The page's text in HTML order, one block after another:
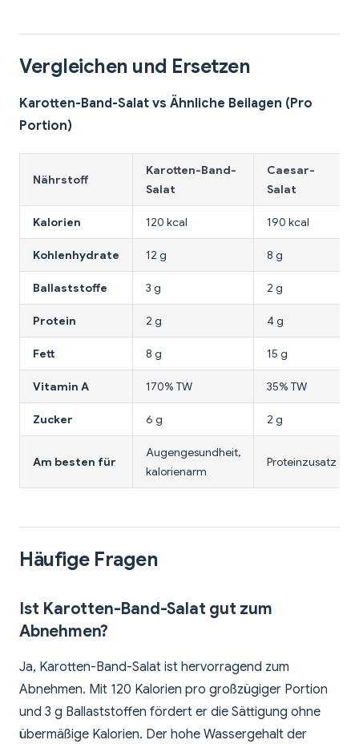
Vergleichen und Ersetzen
Karotten-Band-Salat vs Ähnliche Beilagen (Pro
Portion)
Nährstoff
Karotten-Band-
Salat
Caesar-
Salat
Kalorien 120 kcal 190 kcal
Kohlenhydrate 12 g 8 g
Ballaststoffe 3 g 2 g
Protein 2 g 4 g
Fett 8 g 15 g
Vitamin A 170% TW 35% TW
Zucker 6 g 2 g
Am besten für
Augengesundheit,
kalorienarm
Proteinzusatz
Häufige Fragen
Ist Karotten-Band-Salat gut zum
Abnehmen?
Ja, Karotten-Band-Salat ist hervorragend zum
Abnehmen. Mit 120 Kalorien pro großzügiger Portion
und 3 g Ballaststoffen fördert er die Sättigung ohne
übermäßige Kalorien. Der hohe Wassergehalt der